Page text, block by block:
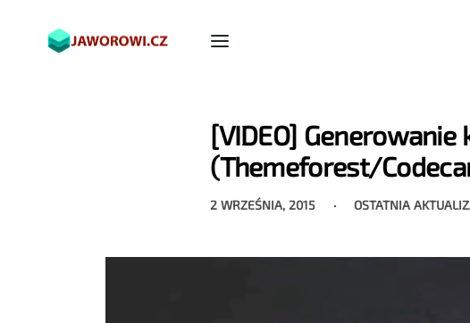
[VIDEO]
(Themeforest/
2 WRZEŚNIA, 2015 OSTATNIA